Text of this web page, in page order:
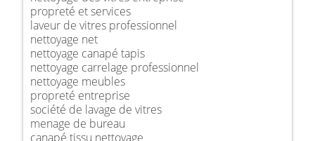
propreté et services
laveur de vitres professionnel
nettoyage net
nettoyage canapé tapis
nettoyage carrelage professionnel
nettoyage meubles
propreté entreprise
société de lavage de vitres
menage de bureau
canapé tissu nettoyage